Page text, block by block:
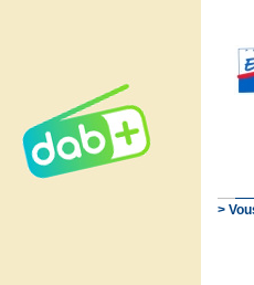
>